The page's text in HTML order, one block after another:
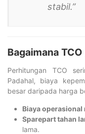
stabil.”
Bagaimana
Perhitungan TCO
Padahal, biaya
besar daripada harga
Biaya operasional
Sparepart tahan
lama.